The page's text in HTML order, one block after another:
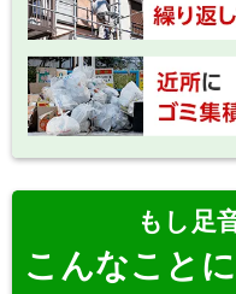
環境的防除：食品を
放置しないなど、ネ
歩です。
捕獲：鳥獣保護管理
無許可での捕獲や飼
す。捕獲器（箱わな
の申請が必要なため
も確実で安全です。
追い出し・封鎖： 煙
ンニク・石油系のニ
もし足
こんなこと